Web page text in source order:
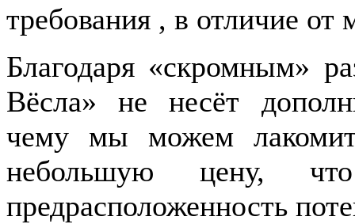
требования , в отличие
Благодаря «скромным»
Вёсла» не несёт
чему мы можем
небольшую цену,
предрасположенность